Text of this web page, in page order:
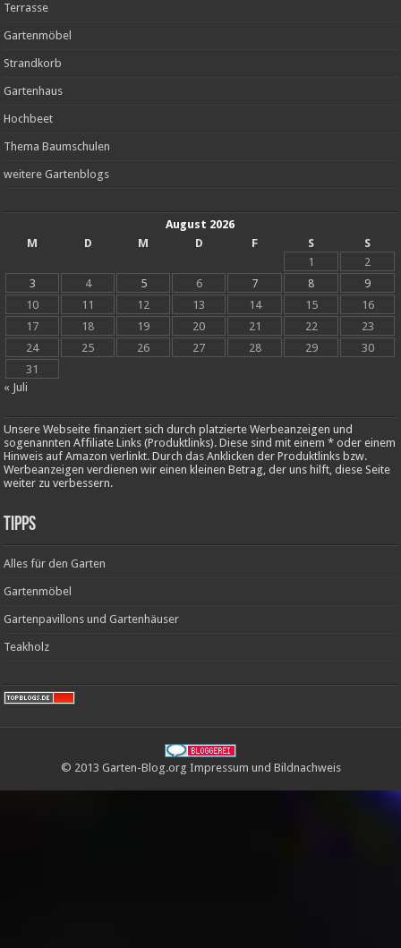
Terrasse
Gartenmöbel
Strandkorb
Gartenhaus
Hochbeet
Thema Baumschulen
weitere Gartenblogs
August 2026
M
D M D F S
S
1
2
3
4 5 6 7 8
9
10
11 12 13 14 15
16
17
18 19 20 21 22
23
24
25 26 27 28 29
30
31
« Juli
Unsere Webseite finanziert sich durch platzierte Werbeanzeigen und
sogenannten Affiliate Links (Produktlinks). Diese sind mit einem * oder einem
Hinweis auf Amazon verlinkt. Durch das Anklicken der Produktlinks bzw.
Werbeanzeigen verdienen wir einen kleinen Betrag, der uns hilft, diese Seite
weiter zu verbessern.
Tipps
Alles für den Garten
Gartenmöbel
Gartenpavillons und Gartenhäuser
Teakholz
© 2013 Garten-Blog.org Impressum und Bildnachweis